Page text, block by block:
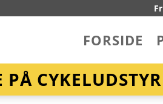
FORSIDE